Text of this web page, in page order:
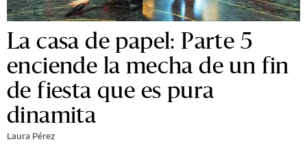
La casa de papel: Parte 5
enciende la mecha de un fin
de fiesta que es pura
dinamita
Laura Pérez